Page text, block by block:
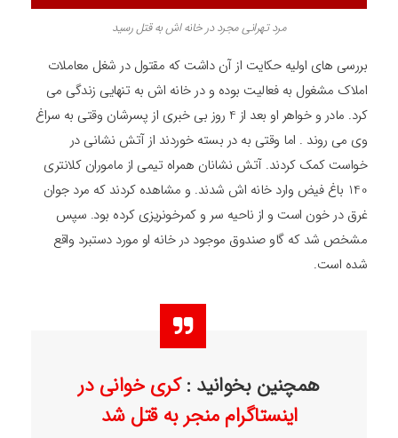
مرد تهرانی مجرد در خانه اش به قتل رسید
بررسی های اولیه حکایت از آن داشت که مقتول در شغل معاملات
املاک مشغول به فعالیت بوده و در خانه اش به تنهایی زندگی می
کرد. مادر و خواهر او بعد از 4 روز بی خبری از پسرشان وقتی به سراغ
وی می روند . اما وقتی به در بسته خوردند از آتش نشانی در
خواست کمک کردند. آتش نشانان همراه تیمی از ماموران کلانتری
140 باغ فیض وارد خانه اش شدند. و مشاهده کردند که مرد جوان
غرق در خون است و از ناحیه سر و کمرخونریزی کرده بود. سپس
مشخص شد که گاو صندوق موجود در خانه او مورد دستبرد واقع
شده است.
همچنین بخوانید :کری خوانی در
اینستاگرام منجر به قتل شد